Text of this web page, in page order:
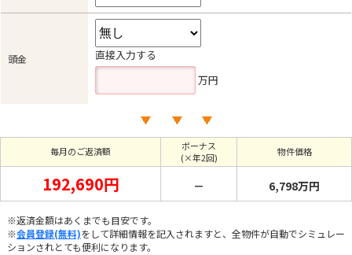
頭金
直接入力する
万円
毎月のご返済額
ボーナス
(×年2回)
物件価格
192,690円 － 6,798万円
※返済金額はあくまでも目安です。
※会員登録(無料)をして詳細情報を記入されますと、全物件が自動でシミュレー
ションされとても便利になります。